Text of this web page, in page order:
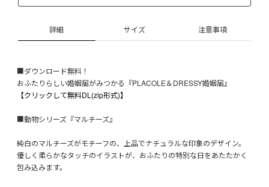
詳細 サイズ 注意事項
■ダウンロード無料！
おふたりらしい婚姻届がみつかる『PLACOLE＆DRESSY婚姻届』
【クリックして無料DL(zip形式)】
■動物シリーズ『マルチーズ』
純白のマルチーズがモチーフの、上品でナチュラルな印象のデザイン。
優しく柔らかなタッチのイラストが、おふたりの特別な日をあたたかく
包み込みます。